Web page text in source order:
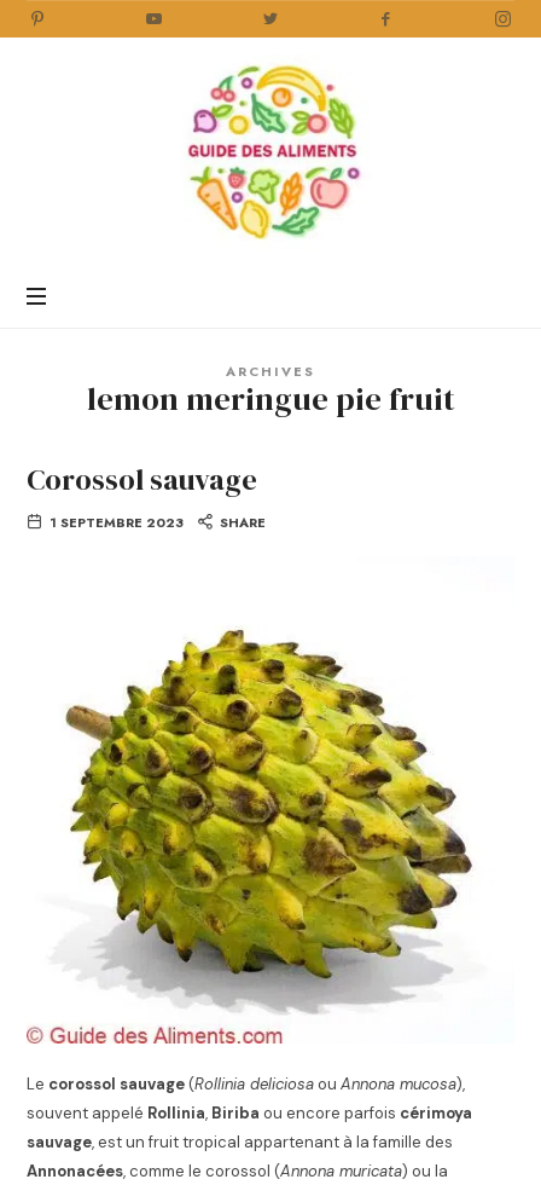
Aliments
ARCHIVES
lemon meringue pie fruit
Corossol sauvage
1 SEPTEMBRE 2023 SHARE
Le corossol sauvage(Rollinia deliciosaouAnnona mucosa),
souvent appelé Rollinia, Biriba ou encore parfois cérimoya
sauvage, est un fruit tropical appartenant à la famille des
Annonacées, comme le corossol (Annona muricata) ou la